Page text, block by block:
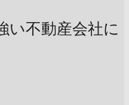
い不動産会社に